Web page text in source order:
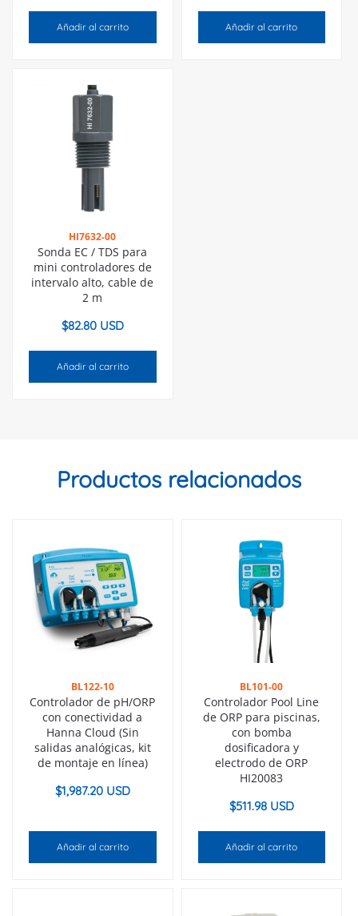
Añadir al carrito Añadir al carrito
HI7632-00
Sonda EC / TDS para
mini controladores de
intervalo alto, cable de
2 m
$82.80 USD
Añadir al carrito
Productos relacionados
BL122-10
Controlador de pH/ORP
con conectividad a
Hanna Cloud (Sin
salidas analógicas, kit
de montaje en línea)
$1,987.20 USD
Añadir al carrito
BL101-00
Controlador Pool Line
de ORP para piscinas,
con bomba
dosificadora y
electrodo de ORP
HI20083
$511.98 USD
Añadir al carrito